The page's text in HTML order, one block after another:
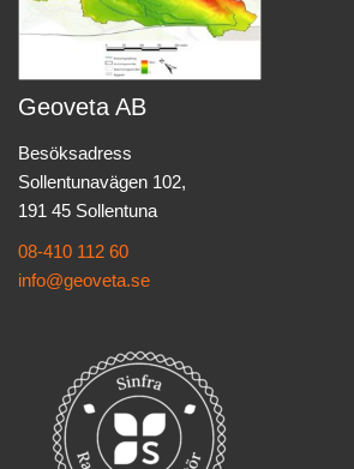
Geoveta AB
Besöksadress
Sollentunavägen 102,
191 45 Sollentuna
08-410 112 60
info@geoveta.se